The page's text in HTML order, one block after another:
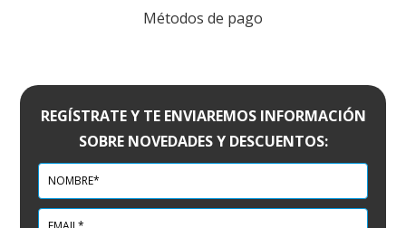
Métodos de pago
REGÍSTRATE Y TE ENVIAREMOS INFORMACIÓN
SOBRE NOVEDADES Y DESCUENTOS: